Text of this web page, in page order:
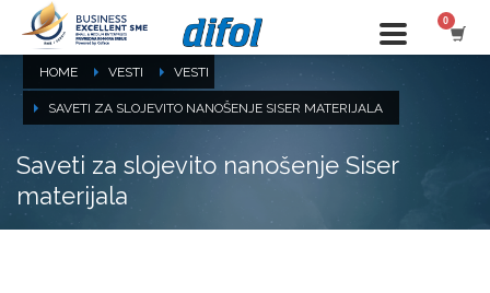
HOME VESTI VESTI
SAVETI ZA SLOJEVITO NANOŠENJE SISER MATERIJALA
Saveti za slojevito nanošenje Siser
materijala